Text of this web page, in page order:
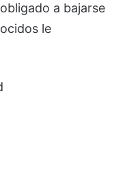
a bajarse
le